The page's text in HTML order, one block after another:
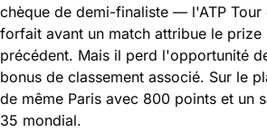
chèque de demi-finaliste — l'ATP
forfait avant un match attribue le prize
précédent. Mais il perd l'opportunité
bonus de classement associé. Sur le
de même Paris avec 800 points et un
35 mondial.